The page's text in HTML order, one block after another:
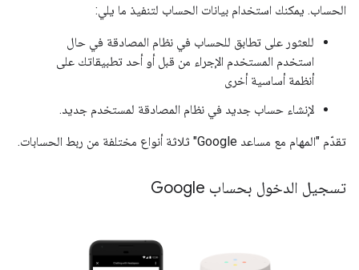
الحساب. يمكنك استخدام بيانات الحساب لتنفيذ ما يلي:
للعثور على تطابق للحساب في نظام المصادقة في حال
استخدم المستخدم الإجراء من قبل أو أحد تطبيقاتك على
أنظمة أساسية أخرى
لإنشاء حساب جديد في نظام المصادقة لمستخدم جديد.
تقدّم "المهام مع مساعد Google" ثلاثة أنواع مختلفة من ربط الحسابات.
تسجيل الدخول بحساب Google